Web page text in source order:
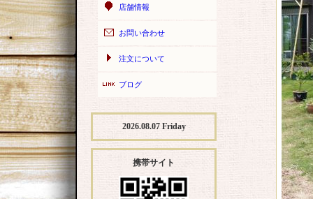
店舗情報
お問い合わせ
注文について
ブログ
2026.08.07 Friday
携帯サイト